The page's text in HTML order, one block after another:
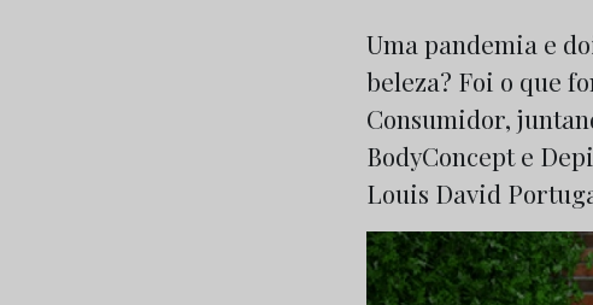
Uma pandemia e
beleza? Foi o que
Consumidor,
BodyConcept e
Louis David